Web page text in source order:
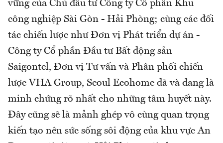
vững của Chủ đầu tư Công ty Cổ phần Khu
công nghiệp Sài Gòn - Hải Phòng; cùng các đối
tác chiến lược như Đơn vị Phát triển dự án -
Công ty Cổ phần Đầu tư Bất động sản
Saigontel, Đơn vị Tư vấn và Phân phối chiến
lược VHA Group, Seoul Ecohome đã và đang là
minh chứng rõ nhất cho những tâm huyết này.
Đây cũng sẽ là mảnh ghép vô cùng quan trọng
kiến tạo nên sức sống sôi động của khu vực An